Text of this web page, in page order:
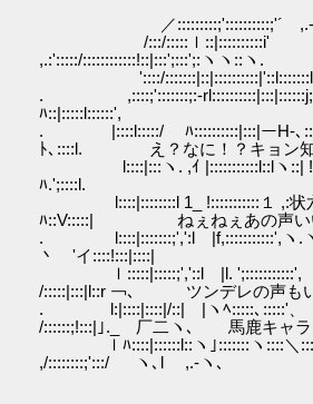
／:::::::::;'::::::::::;'´ ,.-
/:::/:::::ｌ::|::::::::::i'
,.:':::::/::::::::::::!::|:::';:::';:ヽヽ::ヽ.
'::::/
. ,::::;':::::::;:-
ﾊ::|:::::l::::::',
. |::::l:::::/ ﾊ::::::::::|:::|ーH-､::/
ﾄ､::::l. え？なに！？キョン知
l::::|:::ヽ. ,ｲ |:::::::::::l::lヽ::|
ﾊ.';::::l.
l::::|::::::::l 1_ !:::::::::::１
ﾊ::V:::::| ねぇねぇあの声いい
. l::::|:::::::;',':l |f,:::::::::::',
丶 'イ::::!:::|::::|
ｌ:::::|:::::;','::l |l. ';:::::::::::',
/:::::|:::|l::r ￢､ ツンデレの声もい
. l:|::::|::::|/::| |ヽﾍ:::::
/::::::;!:::|｣._ 厂二ヽ､ 馬鹿キャラ
ｌﾊ::::|::::::l::ヽ｣:::::::ヽ::::＼:::
,/::::::::;':::/ ヽ､l ,.-ヽ､